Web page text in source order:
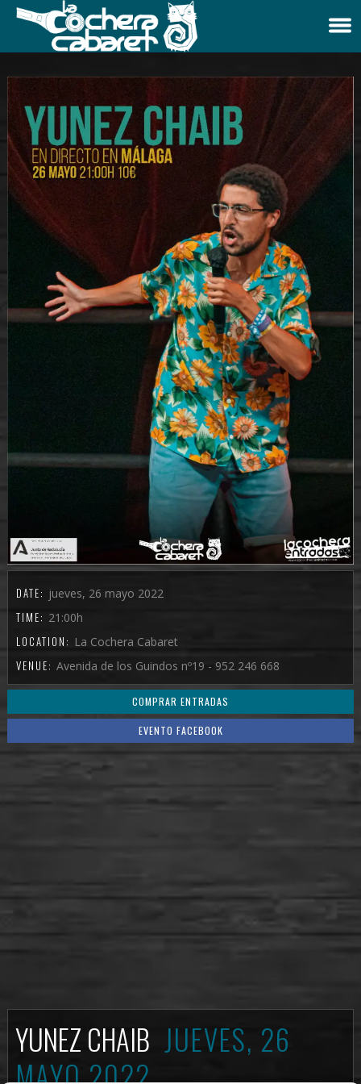
DATE: jueves, 26 mayo 2022
TIME: 21:00h
LOCATION: La Cochera Cabaret
VENUE: Avenida de los Guindos nº19 - 952 246 668
COMPRAR ENTRADAS
EVENTO FACEBOOK
YUNEZ CHAIB JUEVES, 26
MAYO 2022